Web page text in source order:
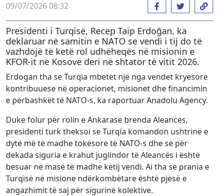
09/07/2026 08:32
Presidenti i Turqisë, Recep Taip Erdoğan, ka
deklaruar në samitin e NATO se vendi i tij do të
vazhdojë të ketë rol udhëheqës në misionin e
KFOR-it në Kosovë deri në shtator të vitit 2026.
Erdogan tha se Turqia mbetet një nga vendet kryesore
kontribuuese në operacionet, misionet dhe financimin
e përbashkët të NATO-s, ka raportuar Anadolu Agency.
Duke folur për rolin e Ankarasë brenda Aleancës,
presidenti turk theksoi se Turqia komandon ushtrinë e
dytë më të madhe tokësore të NATO-s dhe se për
dekada siguria e krahut juglindor të Aleancës i është
besuar në masë të madhe këtij vendi. Ai tha se prania e
Turqisë në misione ndërkombëtare është pjesë e
angazhimit të saj për sigurinë kolektive.